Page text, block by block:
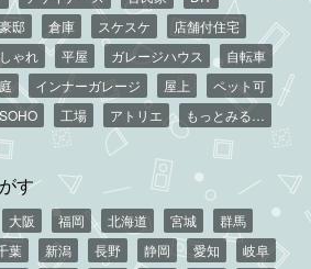
豪邸 倉庫 スケスケ
店舗付住宅
ゃれ 平屋 ガレージハウス
自転車
庭 インナーガレージ 屋上
ペット可
SOHO 工場 アトリエ もっとみる…
す
大阪 福岡 北海道 宮城
群馬
葉 新潟 長野 静岡 愛知
岐阜